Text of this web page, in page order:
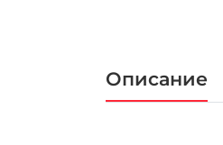
Описание